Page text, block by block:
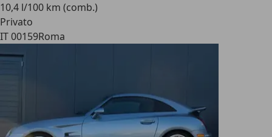
10,4 l/100 km (comb.)
Privato
IT 00159Roma